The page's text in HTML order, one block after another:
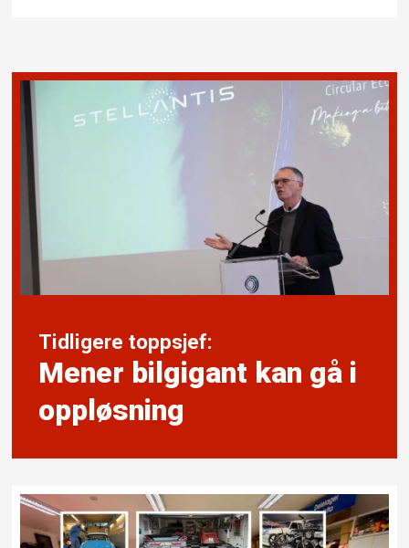
Tidligere toppsjef:
Mener bil­gigant kan gå i
oppløsning